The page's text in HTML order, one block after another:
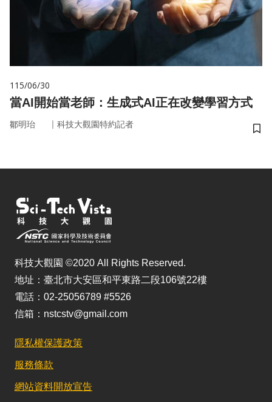
115/06/30
當AI開始當老師：生成式AI正在改變學習方式
鄒明珆 ｜ 科技大觀園特約記者
儲
科技大觀園 ©2020 All Rights Reserved.
地址：臺北市大安區和平東路二段106號22樓
電話：02-25056789 #5526
信箱：nstcstv@gmail.com
隱私權保護政策
服務條款
網站資料開放宣告